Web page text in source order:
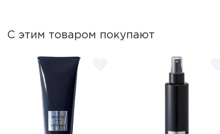
С этим товаром покупают